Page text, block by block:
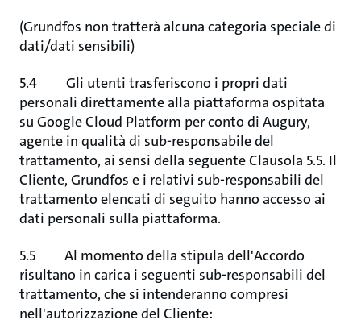
(Grundfos non tratterà alcuna categoria speciale di
dati/dati sensibili)
5.4 Gli utenti trasferiscono i propri dati
personali direttamente alla piattaforma ospitata
su Google Cloud Platform per conto di Augury,
agente in qualità di sub-responsabile del
trattamento, ai sensi della seguente Clausola 5.5. Il
Cliente, Grundfos e i relativi sub-responsabili del
trattamento elencati di seguito hanno accesso ai
dati personali sulla piattaforma.
5.5 Al momento della stipula dell'Accordo
risultano in carica i seguenti sub-responsabili del
trattamento, che si intenderanno compresi
nell'autorizzazione del Cliente: